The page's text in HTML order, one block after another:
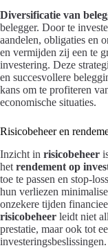
Diversificatie van
belegger. Door te
aandelen, obligaties en
en vermijden zij een te
investering. Deze
en succesvollere
kans om te profiteren
economische situaties.
Risicobeheer en
Inzicht in risicobeheer
het rendement op
toe te passen en stop-
hun verliezen
onzekere tijden
risicobeheer leidt niet
prestatie, maar ook tot
investeringsbeslissingen.